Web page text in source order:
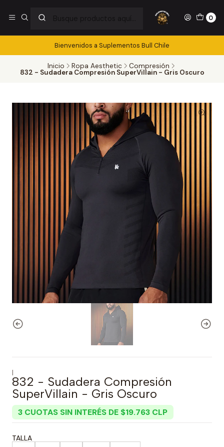
0
Bienvenidos a Suplementos Bull Chile
Inicio Ropa Aesthetic Compresión
832 - Sudadera Compresión SuperVillain - Gris Oscuro
|
832 - Sudadera Compresión
SuperVillain - Gris Oscuro
3 CUOTAS SIN INTERÉS DE $19.763 CLP
TALLA